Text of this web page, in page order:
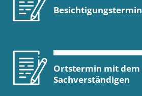
Ortstermin mit dem
Sachverständigen